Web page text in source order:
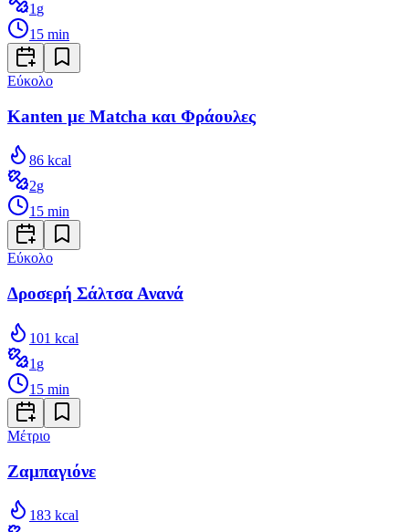
1 g
15 min
Εύκολο
Kanten με Matcha και Φράουλες
86 kcal
2g
15 min
Εύκολο
Δροσερή Σάλτσα Ανανά
101 kcal
1 g
15 min
Μέτριο
Ζαμπαγιόνε
183 kcal